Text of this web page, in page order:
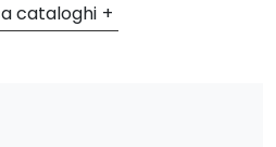
cataloghi